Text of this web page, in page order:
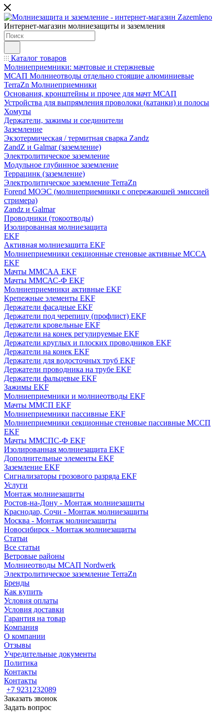
Интернет-магазин молниезащиты и заземления
Каталог товаров
Молниеприемники: мачтовые и стержневые
МСАП Молниеотводы отдельно стоящие алюминиевые
TerraZn Молниеприемники
Основания, кронштейны и прочее для мачт МСАП
Устройства для выпрямления проволоки (катанки) и полосы
Хомуты
Держатели, зажимы и соединители
Заземление
Экзотермическая / термитная сварка Zandz
ZandZ и Galmar (заземление)
Электролитическое заземление
Модульное глубинное заземление
Террацинк (заземление)
Электролитическое заземление TerraZn
Forend МОЭС (молниеприемники с опережающей эмиссией
стримера)
Zandz и Galmar
Проводники (токоотводы)
Изолированная молниезащита
EKF
Активная молниезащита EKF
Молниеприемники секционные стеновые активные МССА
EKF
Мачты ММСАА EKF
Мачты ММСАС-Ф EKF
Молниеприемники активные EKF
Крепежные элементы EKF
Держатели фасадные EKF
Держатели под черепицу (профлист) EKF
Держатели кровельные EKF
Держатели на конек регулируемые EKF
Держатели круглых и плоских проводников EKF
Держатели на конек EKF
Держатели для водосточных труб EKF
Держатели проводника на трубе EKF
Держатели фальцевые EKF
Зажимы EKF
Молниеприемники и молниеотводы EKF
Мачты ММСП EKF
Молниеприемники пассивные EKF
Молниеприемники секционные стеновые пассивные МССП
EKF
Мачты ММСПС-Ф EKF
Изолированная молниезащита EKF
Дополнительные элементы EKF
Заземление EKF
Сигнализаторы грозового разряда EKF
Услуги
Монтаж молниезащиты
Ростов-на-Дону - Монтаж молниезащиты
Краснодар, Сочи - Монтаж молниезащиты
Москва - Монтаж молниезащиты
Новосибирск - Монтаж молниезащиты
Статьи
Все статьи
Ветровые районы
Молниеотводы МСАП Nordwerk
Электролитическое заземление TerraZn
Бренды
Как купить
Условия оплаты
Условия доставки
Гарантия на товар
Компания
О компании
Отзывы
Учредительные документы
Политика
Контакты
Контакты
+7 9231232089
Заказать звонок
Задать вопрос